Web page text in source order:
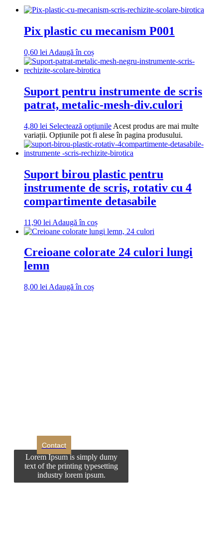
Pix plastic cu mecanism P001
0,60 lei Adaugă în coș
Suport pentru instrumente de scris
patrat, metalic-mesh-div.culori
4,80 lei Selectează opțiunile Acest produs are mai multe
variații. Opțiunile pot fi alese în pagina produsului.
Suport birou plastic pentru
instrumente de scris, rotativ cu 4
compartimente detasabile
11,90 lei Adaugă în coș
Creioane colorate 24 culori lungi
lemn
8,00 lei Adaugă în coș
Contact
Lorem Ipsum is simply dumy
text of the printing typesetting
industry lorem ipsum.